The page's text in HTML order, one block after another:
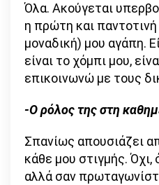
Όλα. Ακούγεται
η πρώτη και
μοναδική) μου αγάπη.
είναι το χόμπι μου,
επικοινωνώ με τους
-Ο ρόλος της στη
Σπανίως απουσιάζει
κάθε μου στιγμής.
αλλά σαν